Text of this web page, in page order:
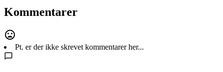
Kommentarer
Pt. er der ikke skrevet kommentarer her...